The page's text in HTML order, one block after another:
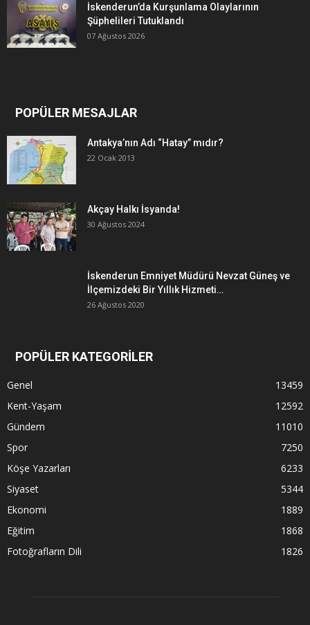
İskenderun’da Kurşunlama Olaylarının
Şüphelileri Tutuklandı
07 Ağustos 2026
POPÜLER MESAJLAR
Antakya’nın Adı “Hatay” mıdır?
22 Ocak 2013
Akçay Halkı İsyanda!
30 Ağustos 2024
İskenderun Emniyet Müdürü Nevzat Güneş ve
İlçemizdeki Bir Yıllık Hizmeti…
26 Ağustos 2020
POPÜLER KATEGORİLER
Genel
13459
Kent-Yaşam
12592
Gündem
11010
Spor
7250
Köşe Yazarları
6233
Siyaset
5344
Ekonomi
1889
Eğitim
1868
Fotoğrafların Dili
1826